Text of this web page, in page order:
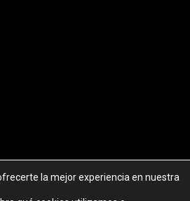
la mejor experiencia en nuestra